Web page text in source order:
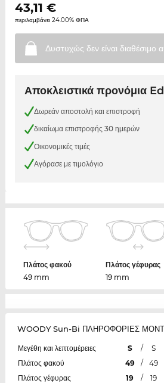
43,11 €
περιλαμβάνει 24.00% ΦΠΑ
Δυστυχώς δεν είναι διαθέσιμο
Αποκλειστικά προνόμια
Δωρεάν αποστολή και επιστροφή
δικαίωμα επιστροφής 30 ημερών
Οικονομικές τιμές
Αγόρασε με τιμολόγιο
Πλάτος φακού
49 mm
Πλάτος γέφυρας
19 mm
WOODY Sun-Bi ΠΛΗΡΟΦΟΡΙΕΣ
Μεγέθη και λεπτομέρειες S / S
Πλάτος φακού
49 / 49
Πλάτος γέφυρας
19 / 19